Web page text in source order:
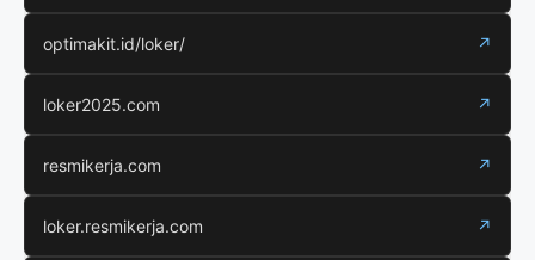
optimakit.id/loker/ ↗
loker2025.com ↗
resmikerja.com ↗
loker.resmikerja.com ↗